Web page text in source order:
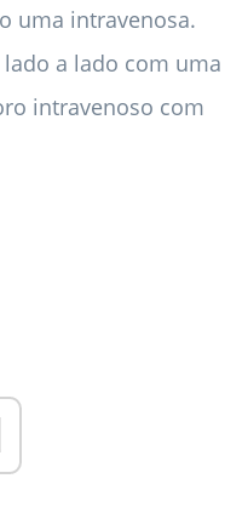
uma intravenosa.
a lado com uma
intravenoso com